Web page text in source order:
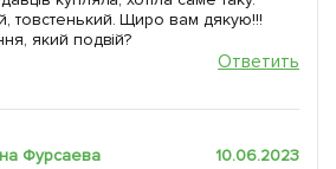
товстенький. Щиро вам дякую!!!
який подвій?
Ответить
Фурсаева 10.06.2023